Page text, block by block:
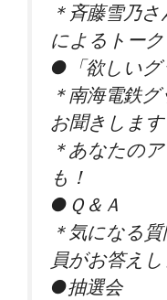
＊斉藤雪乃
によるトー
●「欲しいグ
＊南海電鉄
お聞きします
＊あなたの
も！
●Ｑ＆Ａ
＊気になる
員がお答えし
●抽選会